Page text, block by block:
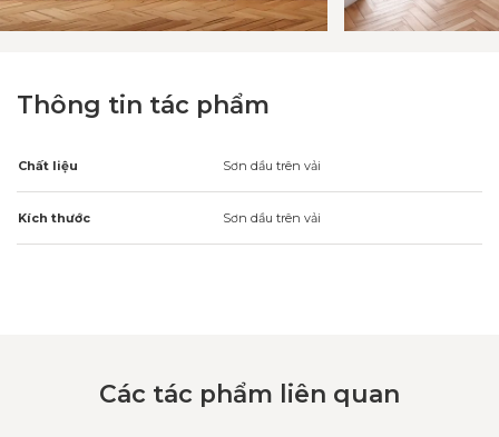
Thông tin tác phẩm
Chất liệu Sơn dầu trên vải
Kích thước Sơn dầu trên vải
Các tác phẩm liên quan